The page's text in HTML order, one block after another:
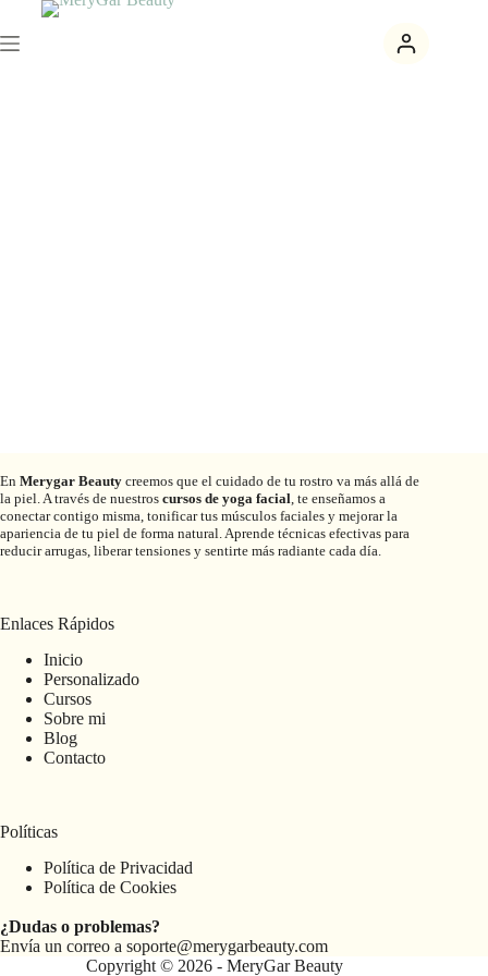
En Merygar Beauty creemos que el cuidado de tu rostro va más allá de
la piel. A través de nuestros cursos de yoga facial, te enseñamos a
conectar contigo misma, tonificar tus músculos faciales y mejorar la
apariencia de tu piel de forma natural. Aprende técnicas efectivas para
reducir arrugas, liberar tensiones y sentirte más radiante cada día.
Enlaces Rápidos
Inicio
Personalizado
Cursos
Sobre mi
Blog
Contacto
Políticas
Política de Privacidad
Política de Cookies
¿Dudas o problemas?
Envía un correo a soporte@merygarbeauty.com
Copyright © 2026 - MeryGar Beauty